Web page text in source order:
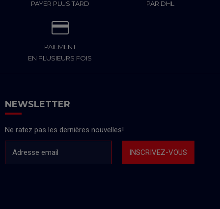
PAYER PLUS TARD
PAR DHL
PAIEMENT
EN PLUSIEURS FOIS
NEWSLETTER
Ne ratez pas les dernières nouvelles!
Adresse email INSCRIVEZ-VOUS